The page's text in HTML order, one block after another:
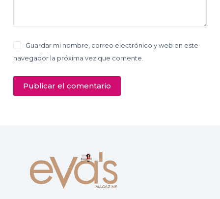
Guardar mi nombre, correo electrónico y web en este
navegador la próxima vez que comente.
Publicar el comentario